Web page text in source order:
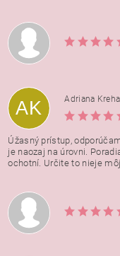
AK
Adriana
Úžasný prístup,
je naozaj na úrovni.
ochotní. Určite to nieje